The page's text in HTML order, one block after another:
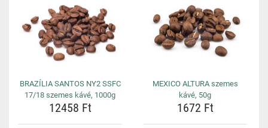
BRAZÍLIA SANTOS NY2 SSFC
17/18 szemes kávé, 1000g
12458 Ft
MEXICO ALTURA szemes
kávé, 50g
1672 Ft